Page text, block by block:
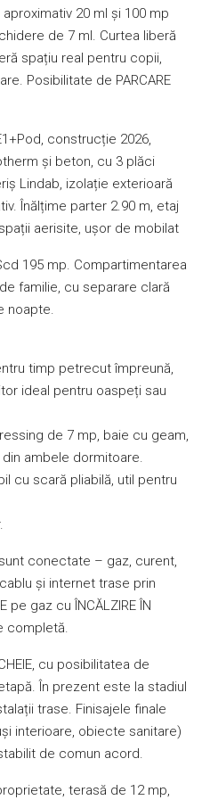
20 ml și 100 mp
de 7 ml. Curtea liberă
spațiu real pentru copii,
Posibilitate de PARCARE
construcție 2026,
și beton, cu 3 plăci
Lindab, izolație exterioară
Înălțime parter 2.90 m, etaj
aerisite, ușor de mobilat
195 mp. Compartimentarea
familie, cu separare clară
noapte.
timp petrecut împreună,
ideal pentru oaspeți sau
de 7 mp, baie cu geam,
ambele dormitoare.
cu scară pliabilă, util pentru
conectate – gaz, curent,
și internet trase prin
pe gaz cu ÎNCĂLZIRE ÎN
completă.
cu posibilitatea de
În prezent este la stadiul
trase. Finisajele finale
interioare, obiecte sanitare)
de comun acord.
terasă de 12 mp,